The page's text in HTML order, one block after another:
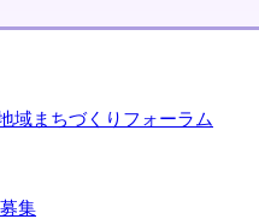
まちづくりフォーラム
集